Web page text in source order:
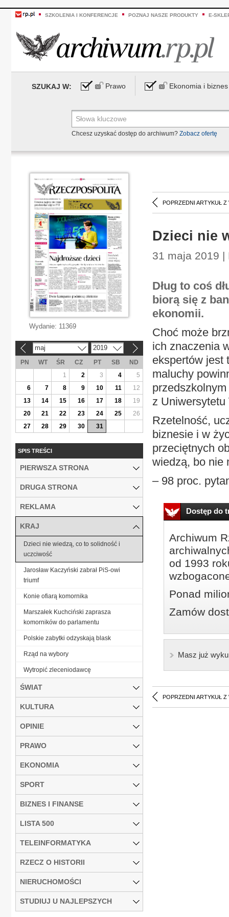
SZKOLENIA I KONFERENCJE POZNAJ NASZE PRODUKTY E-
SZUKAJ W: Prawo Ekonomia i biznes
Chcesz uzyskać dostęp do archiwum? Zobacz ofertę
POPRZEDNI ARTYKUŁ Z
Dzieci nie
31 maja 2019 |
Dług to coś
biorą się z
ekonomii.
Choć może
ich znaczenia
ekspertów jest
maluchy
z
Rzetelność,
biznesie i w
przeciętnych
wiedzą, bo nie
– 98 proc.
Dostęp do
Archiwum
od 1993
Ponad
Zamów
Masz już
POPRZEDNI ARTYKUŁ Z
Wydanie: 11369
maj 2019
PN WT ŚR CZ PT SB
ND
1
2 3 4
5
6
7 8 9 10 11
12
13
14 15 16 17 18
19
20
21 22 23 24 25
26
27
28 29 30 31
SPIS TREŚCI
PIERWSZA STRONA
DRUGA STRONA
REKLAMA
KRAJ
Dzieci nie wiedzą, co to solidność i
uczciwość
Jarosław Kaczyński zabrał PiS-owi
triumf
Konie ofiarą komornika
Marszałek Kuchciński zaprasza
komorników do parlamentu
Polskie zabytki odzyskają blask
Rząd na wybory
Wytropić zleceniodawcę
ŚWIAT
KULTURA
OPINIE
PRAWO
EKONOMIA
SPORT
BIZNES I FINANSE
LISTA 500
TELEINFORMATYKA
RZECZ O HISTORII
NIERUCHOMOŚCI
STUDIUJ U NAJLEPSZYCH